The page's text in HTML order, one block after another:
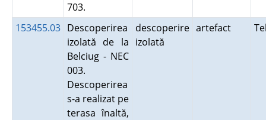
703.
153455.03 Descoperirea
izolată de la
Belciug - NEC
003.
Descoperirea
s-a realizat pe
terasa înaltă,
descoperire
izolată
artefact